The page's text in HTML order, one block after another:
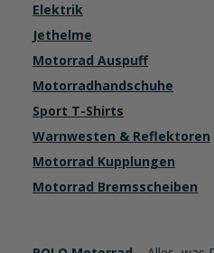
Elektrik
Jethelme
Motorrad Auspuff
Motorradhandschuhe
Sport T-Shirts
Warnwesten & Reflektoren
Motorrad Kupplungen
Motorrad Bremsscheiben